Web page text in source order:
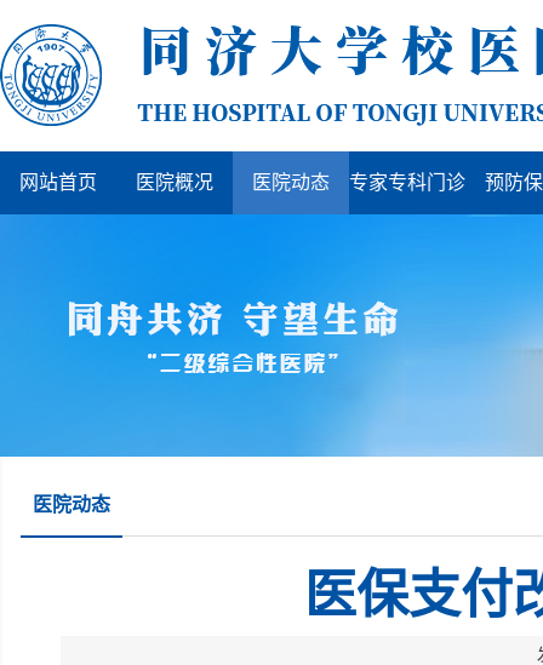
网站首页 医院概况 医院动态 专家专科门诊 预防
医院动态
医保支付